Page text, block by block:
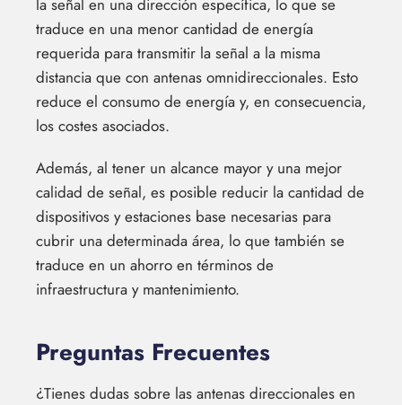
la señal en una dirección específica, lo que se
traduce en una menor cantidad de energía
requerida para transmitir la señal a la misma
distancia que con antenas omnidireccionales. Esto
reduce el consumo de energía y, en consecuencia,
los costes asociados.
Además, al tener un alcance mayor y una mejor
calidad de señal, es posible reducir la cantidad de
dispositivos y estaciones base necesarias para
cubrir una determinada área, lo que también se
traduce en un ahorro en términos de
infraestructura y mantenimiento.
Preguntas Frecuentes
¿Tienes dudas sobre las antenas direccionales en